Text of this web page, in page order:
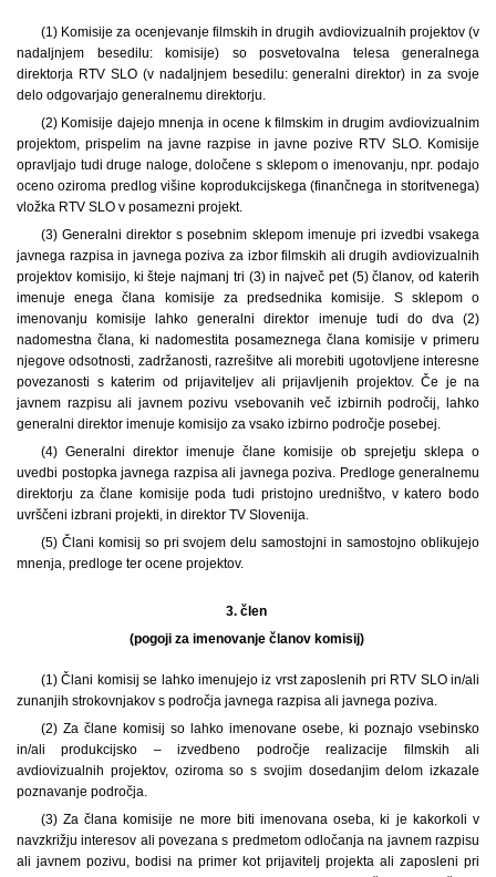
(1) Komisije za ocenjevanje filmskih in drugih avdiovizualnih projektov (v
nadaljnjem besedilu: komisije) so posvetovalna telesa generalnega
direktorja RTV SLO (v nadaljnjem besedilu: generalni direktor) in za svoje
delo odgovarjajo generalnemu direktorju.
(2) Komisije dajejo mnenja in ocene k filmskim in drugim avdiovizualnim
projektom, prispelim na javne razpise in javne pozive RTV SLO. Komisije
opravljajo tudi druge naloge, določene s sklepom o imenovanju, npr. podajo
oceno oziroma predlog višine koprodukcijskega (finančnega in storitvenega)
vložka RTV SLO v posamezni projekt.
(3) Generalni direktor s posebnim sklepom imenuje pri izvedbi vsakega
javnega razpisa in javnega poziva za izbor filmskih ali drugih avdiovizualnih
projektov komisijo, ki šteje najmanj tri (3) in največ pet (5) članov, od katerih
imenuje enega člana komisije za predsednika komisije. S sklepom o
imenovanju komisije lahko generalni direktor imenuje tudi do dva (2)
nadomestna člana, ki nadomestita posameznega člana komisije v primeru
njegove odsotnosti, zadržanosti, razrešitve ali morebiti ugotovljene interesne
povezanosti s katerim od prijaviteljev ali prijavljenih projektov. Če je na
javnem razpisu ali javnem pozivu vsebovanih več izbirnih področij, lahko
generalni direktor imenuje komisijo za vsako izbirno področje posebej.
(4) Generalni direktor imenuje člane komisije ob sprejetju sklepa o
uvedbi postopka javnega razpisa ali javnega poziva. Predloge generalnemu
direktorju za člane komisije poda tudi pristojno uredništvo, v katero bodo
uvrščeni izbrani projekti, in direktor TV Slovenija.
(5) Člani komisij so pri svojem delu samostojni in samostojno oblikujejo
mnenja, predloge ter ocene projektov.
3. člen
(pogoji za imenovanje članov komisij)
(1) Člani komisij se lahko imenujejo iz vrst zaposlenih pri RTV SLO in/ali
zunanjih strokovnjakov s področja javnega razpisa ali javnega poziva.
(2) Za člane komisij so lahko imenovane osebe, ki poznajo vsebinsko
in/ali produkcijsko – izvedbeno področje realizacije filmskih ali
avdiovizualnih projektov, oziroma so s svojim dosedanjim delom izkazale
poznavanje področja.
(3) Za člana komisije ne more biti imenovana oseba, ki je kakorkoli v
navzkrižju interesov ali povezana s predmetom odločanja na javnem razpisu
ali javnem pozivu, bodisi na primer kot prijavitelj projekta ali zaposleni pri